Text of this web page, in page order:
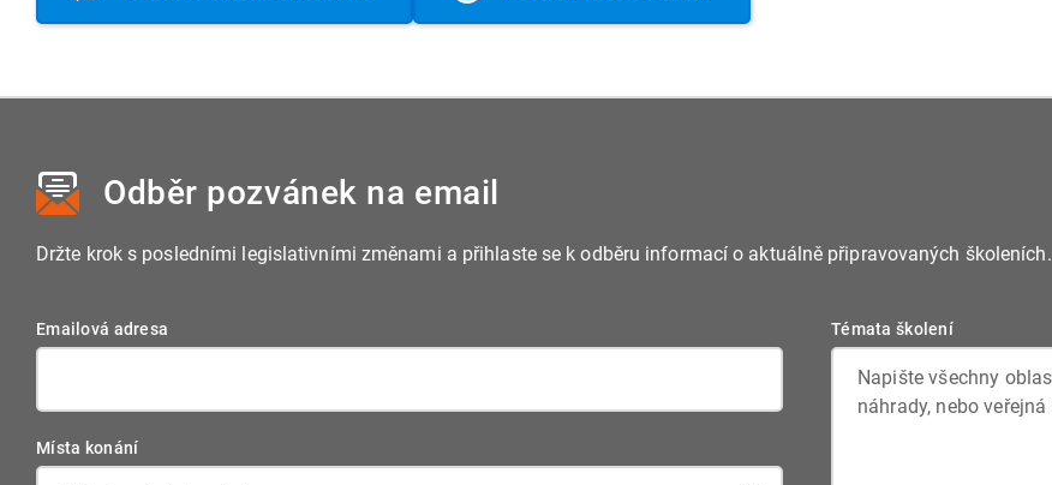
Odběr pozvánek na email
Držte krok s posledními legislativními změnami a přihlaste se k odběru informací o aktuálně připravovaných školeních.
Emailová adresa
Místa konání
Témata školení